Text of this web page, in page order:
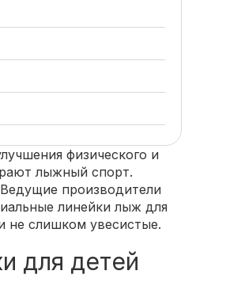
физического и
лыжный спорт.
производители
линейки лыж для
не слишком увесистые.
для детей